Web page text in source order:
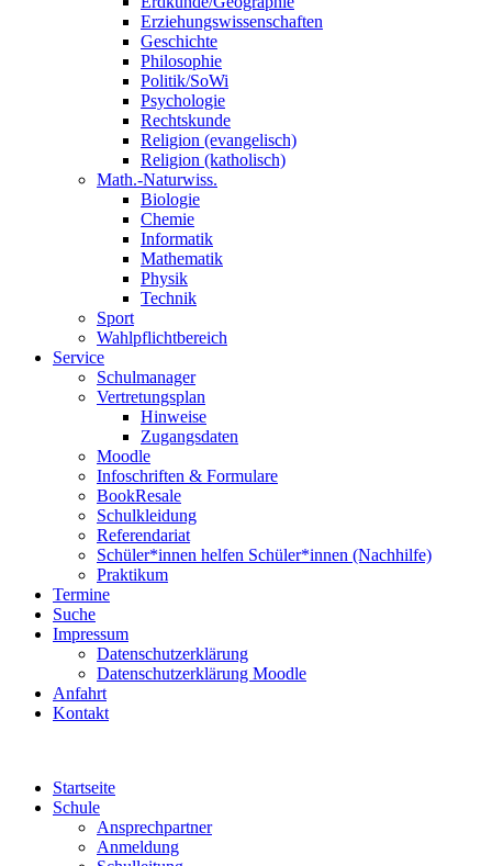
Erziehungswissenschaften
Geschichte
Philosophie
Politik/SoWi
Psychologie
Rechtskunde
Religion (evangelisch)
Religion (katholisch)
Math.-Naturwiss.
Biologie
Chemie
Informatik
Mathematik
Physik
Technik
Sport
Wahlpflichtbereich
Service
Schulmanager
Vertretungsplan
Hinweise
Zugangsdaten
Moodle
Infoschriften & Formulare
BookResale
Schulkleidung
Referendariat
Schüler*innen helfen Schüler*innen (Nachhilfe)
Praktikum
Termine
Suche
Impressum
Datenschutzerklärung
Datenschutzerklärung Moodle
Anfahrt
Kontakt
Startseite
Schule
Ansprechpartner
Anmeldung